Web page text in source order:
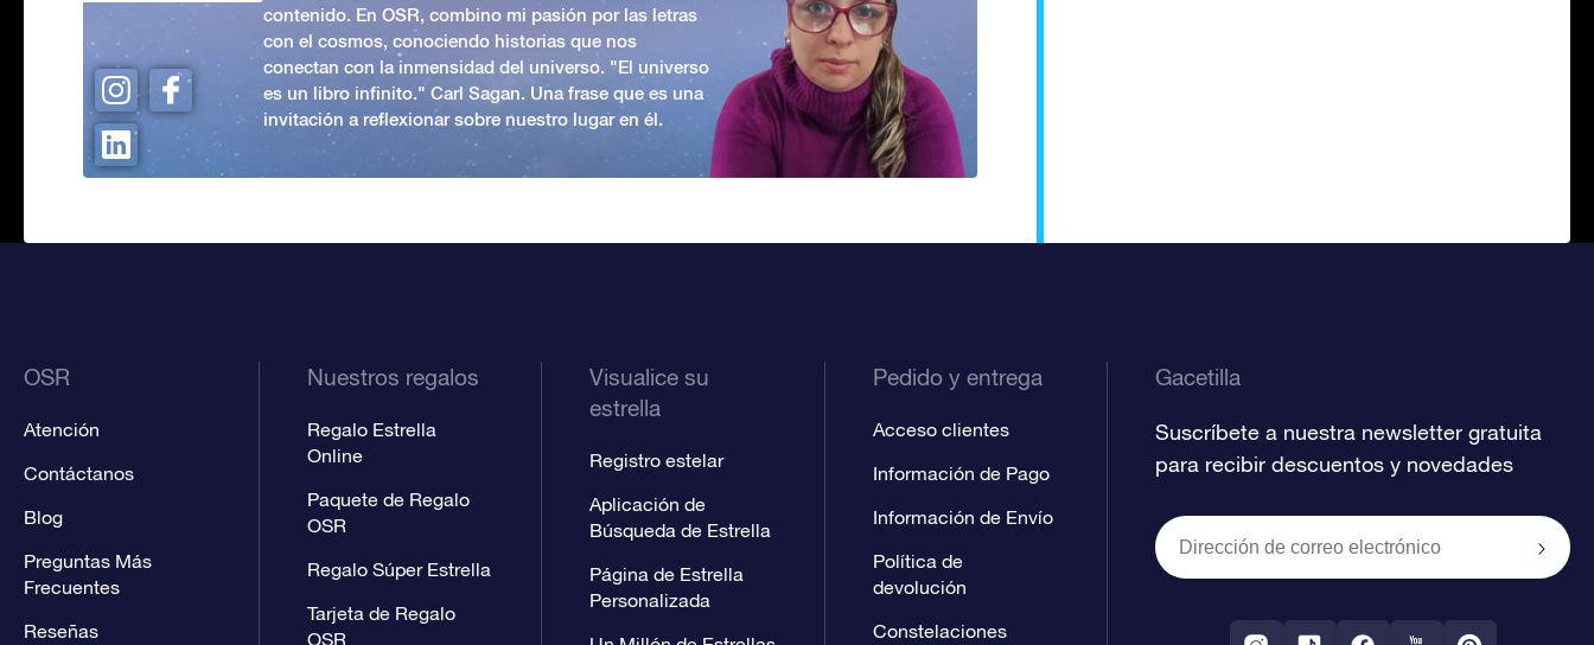
contenido. En OSR, combino mi pasión por las letras
con el cosmos, conociendo historias que nos
conectan con la inmensidad del universo. "El universo
es un libro infinito." Carl Sagan. Una frase que es una
invitación a reflexionar sobre nuestro lugar en él.
OSR
Atención
Contáctanos
Blog
Preguntas Más
Frecuentes
Reseñas
Nuestros regalos
Regalo Estrella
Online
Paquete de Regalo
OSR
Regalo Súper Estrella
Tarjeta de Regalo
OSR
Visualice su
estrella
Registro estelar
Aplicación de
Búsqueda de Estrella
Página de Estrella
Personalizada
Pedido y entrega
Acceso clientes
Información de Pago
Información de Envío
Política de
devolución
Constelaciones
Gacetilla
Suscríbete a nuestra newsletter gratuita
para recibir descuentos y novedades